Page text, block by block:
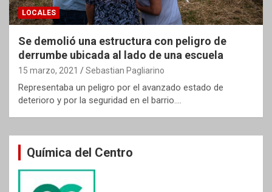
LOCALES
Se demolió una estructura con peligro de
derrumbe ubicada al lado de una escuela
15 marzo, 2021 Sebastian Pagliarino
Representaba un peligro por el avanzado estado de
deterioro y por la seguridad en el barrio.…
Química del Centro